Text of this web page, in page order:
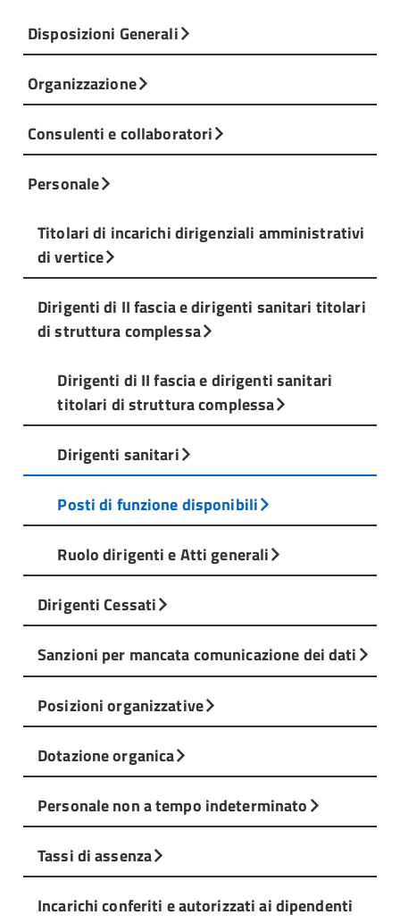
Disposizioni Generali
Organizzazione
Consulenti e collaboratori
Personale
Titolari di incarichi dirigenziali amministrativi
di vertice
Dirigenti di II fascia e dirigenti sanitari titolari
di struttura complessa
Dirigenti di II fascia e dirigenti sanitari
titolari di struttura complessa
Dirigenti sanitari
Posti di funzione disponibili
Ruolo dirigenti e Atti generali
Dirigenti Cessati
Sanzioni per mancata comunicazione dei dati
Posizioni organizzative
Dotazione organica
Personale non a tempo indeterminato
Tassi di assenza
Incarichi conferiti e autorizzati ai dipendenti